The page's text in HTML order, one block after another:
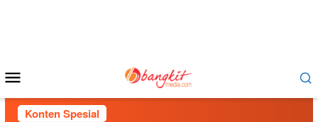
Mobile
Konten Spesial